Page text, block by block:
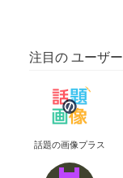
注目の ユーザー
話題の画像プラス